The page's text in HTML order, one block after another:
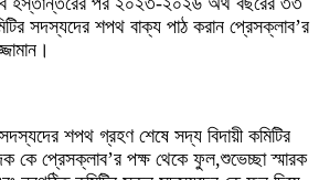
কমিটির সদস্যদের শপথ বাক্য পাঠ করান প্রেসক্লাব’র
সদস্যদের শপথ গ্রহণ শেষে সদ্য বিদায়ী কমিটির
কে প্রেসক্লাব’র পক্ষ থেকে ফুল,শুভেচ্ছা স্মারক